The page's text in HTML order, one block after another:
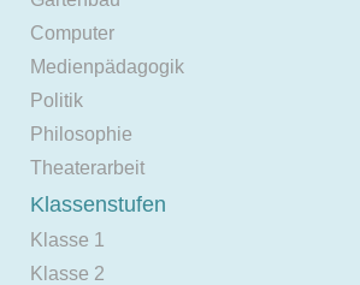
Computer
Medienpädagogik
Politik
Philosophie
Theaterarbeit
Klassenstufen
Klasse 1
Klasse 2